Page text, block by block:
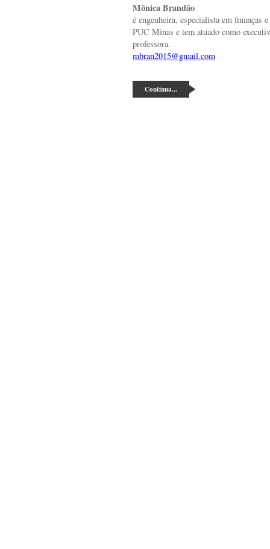
Mônica Brandão
é engenheira, especialista em finanças
PUC Minas e tem atuado como
professora.
mbran2015@gmail.com
Continua...